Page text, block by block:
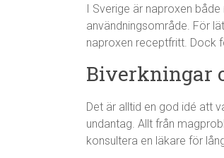
I Sverige är naproxen
användningsområde. För
naproxen receptfritt. Dock
Biverkningar
Det är alltid en god idé att
undantag. Allt från
konsultera en läkare för